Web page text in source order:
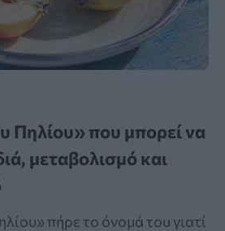
Πηλίου» που μπορεί να
μεταβολισμό και
πήρε το όνομά του γιατί